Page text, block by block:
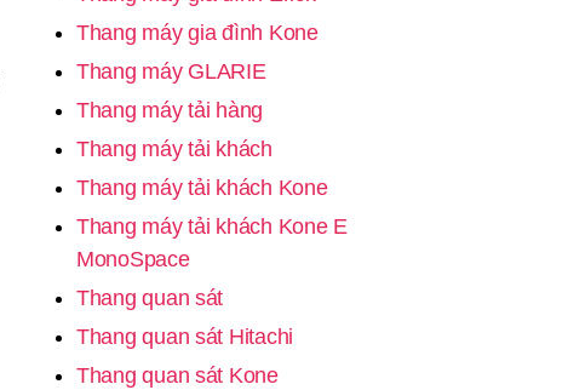
Thang máy gia đình Kone
Thang máy GLARIE
Thang máy tải hàng
Thang máy tải khách
Thang máy tải khách Kone
Thang máy tải khách Kone E
MonoSpace
Thang quan sát
Thang quan sát Hitachi
Thang quan sát Kone